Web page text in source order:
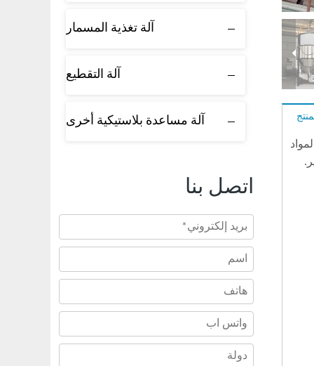
آلة تغذية المسمار
آلة التقطيع
آلة مساعدة بلاستيكية أخرى
اتصل بنا